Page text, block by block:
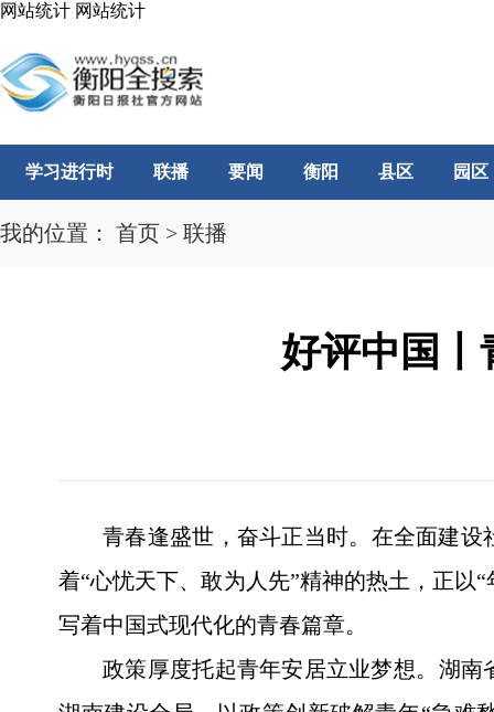
网站统计 网站统计
学习进行时 联播 要闻 衡阳 县区 园区
我的位置： 首页 > 联播
好评中国丨
青春逢盛世，奋斗正当时。在全面建
着“心忧天下、敢为人先”精神的热土，正以
写着中国式现代化的青春篇章。
政策厚度托起青年安居立业梦想‌。湖